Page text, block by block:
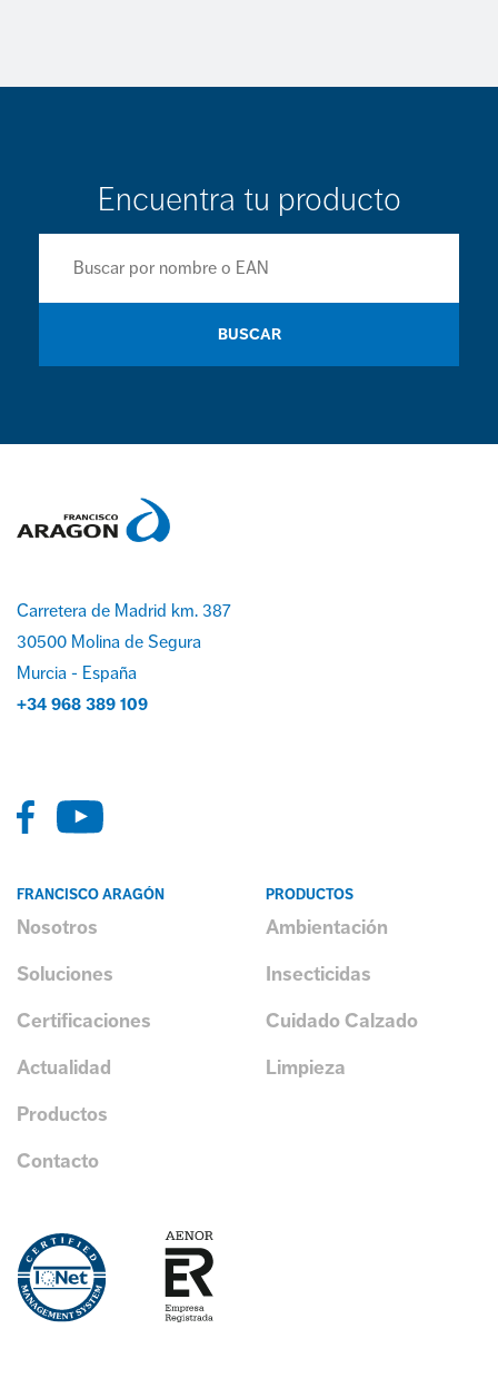
Encuentra tu producto
BUSCAR
Carretera de Madrid km. 387
30500 Molina de Segura
Murcia - España
+34 968 389 109
FRANCISCO ARAGÓN
Nosotros
Soluciones
Certificaciones
Actualidad
Productos
Contacto
PRODUCTOS
Ambientación
Insecticidas
Cuidado Calzado
Limpieza